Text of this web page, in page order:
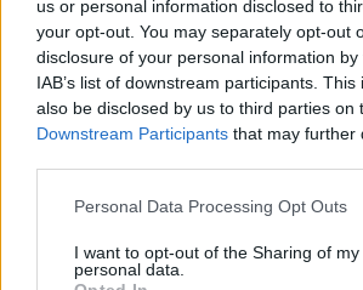
us or personal information disclosed to
your opt-out. You may separately opt-out
disclosure of your personal information
IAB’s list of downstream participants.
also be disclosed by us to third parties on
Downstream Participants that may further
Personal Data Processing Opt Outs
I want to opt-out of the Sharing of my
personal data.
Nőileg
Sándor Ella:
menjünk!